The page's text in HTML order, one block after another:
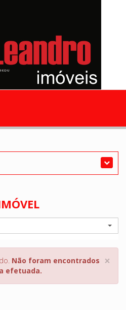
×
Não foram encontrados
efetuada.